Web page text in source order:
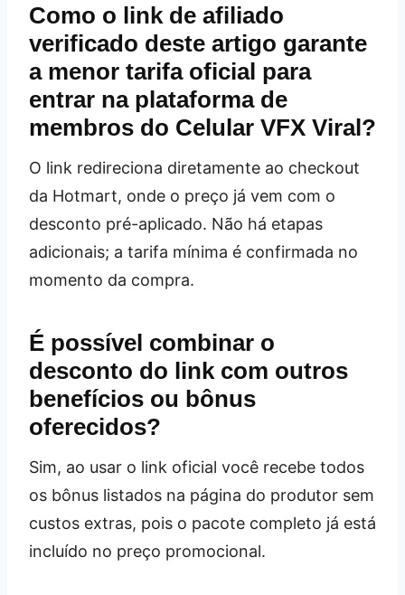
Como o link de afiliado
verificado deste artigo garante
a menor tarifa oficial para
entrar na plataforma de
membros do Celular VFX Viral?
O link redireciona diretamente ao checkout
da Hotmart, onde o preço já vem com o
desconto pré-aplicado. Não há etapas
adicionais; a tarifa mínima é confirmada no
momento da compra.
É possível combinar o
desconto do link com outros
benefícios ou bônus
oferecidos?
Sim, ao usar o link oficial você recebe todos
os bônus listados na página do produtor sem
custos extras, pois o pacote completo já está
incluído no preço promocional.